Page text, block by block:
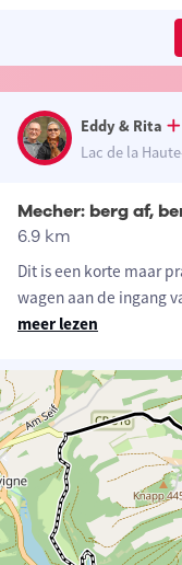
Eddy & Rita
Lac de la
Mecher: berg af,
6.9 km
Dit is een korte maar
wagen aan de ingang
meer lezen